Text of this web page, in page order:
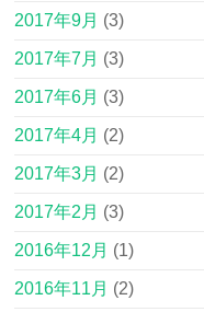
2017年9月 (3)
2017年7月 (3)
2017年6月 (3)
2017年4月 (2)
2017年3月 (2)
2017年2月 (3)
2016年12月 (1)
2016年11月 (2)